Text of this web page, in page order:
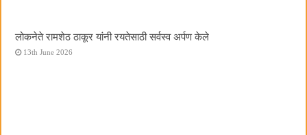
लोकनेते रामशेठ ठाकूर यांनी रयतेसाठी सर्वस्व अर्पण केले
13th June 2026